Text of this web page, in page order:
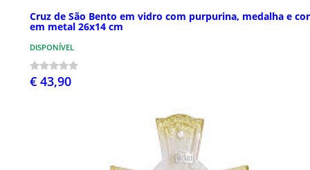
Cruz de São Bento em vidro com purpurina, medalha e
em metal 26x14 cm
DISPONÍVEL
€ 43,90